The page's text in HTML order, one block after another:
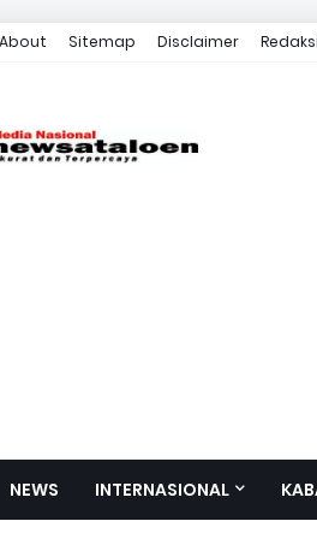
About Sitemap Disclaimer Redaksi
NEWS INTERNASIONAL